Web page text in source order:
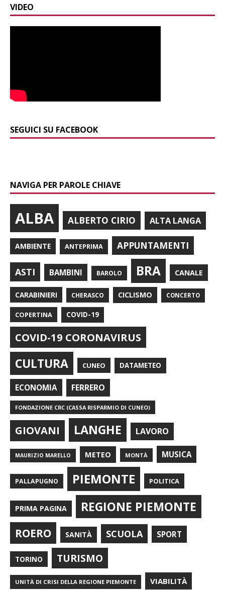
VIDEO
SEGUICI SU FACEBOOK
NAVIGA PER PAROLE CHIAVE
ALBA ALBERTO CIRIO ALTA LANGA
AMBIENTE ANTEPRIMA APPUNTAMENTI
ASTI BAMBINI BAROLO BRA CANALE
CARABINIERI CHERASCO CICLISMO CONCERTO
COPERTINA COVID-19
COVID-19 CORONAVIRUS
CULTURA CUNEO DATAMETEO
ECONOMIA FERRERO
FONDAZIONE CRC (CASSA RISPARMIO DI CUNEO)
GIOVANI LANGHE LAVORO
MAURIZIO MARELLO METEO MONTÀ MUSICA
PALLAPUGNO PIEMONTE POLITICA
PRIMA PAGINA REGIONE PIEMONTE
ROERO SANITÀ SCUOLA SPORT
TORINO TURISMO
UNITÀ DI CRISI DELLA REGIONE PIEMONTE VIABILITÀ